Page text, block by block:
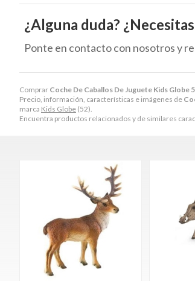
Comprar Coche De Caballos De Juguete Kids Globe
Precio, información, características e imágenes de
marca Kids Globe (52).
Encuentra productos relacionados y de similares
¿Alguna duda?
Ponte en contacto con nosotros y